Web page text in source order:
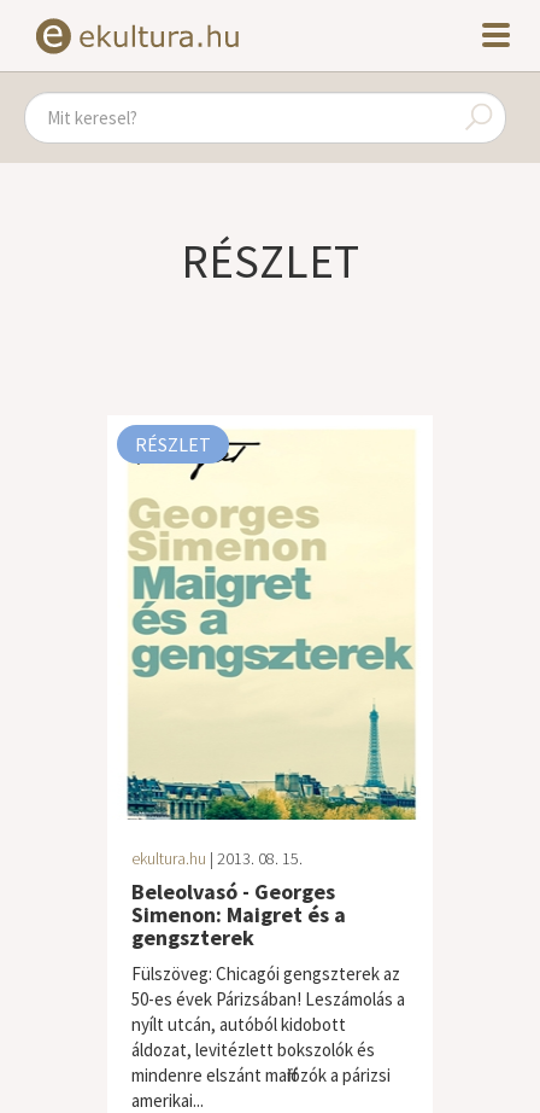
RÉSZLET
RÉSZLET
ekultura.hu | 2013. 08. 15.
Beleolvasó - Georges
Simenon: Maigret és a
gengszterek
Fülszöveg: Chicagói gengszterek az
50-es évek Párizsában! Leszámolás a
nyílt utcán, autóból kidobott
áldozat, levitézlett bokszolók és
mindenre elszánt maffiózók a párizsi
amerikai...